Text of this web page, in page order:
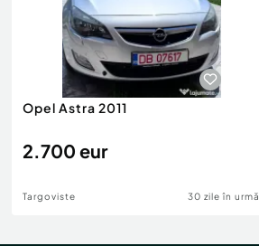
Opel Astra 2011
2.700 eur
Targoviste 30 zile în urmă